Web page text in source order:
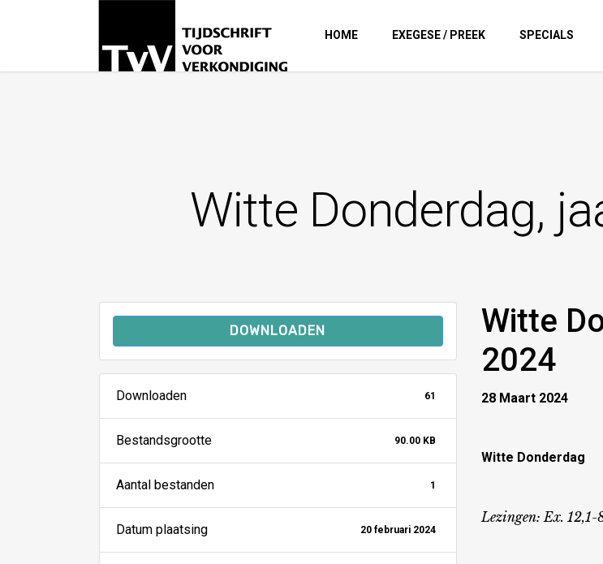
HOME EXEGESE / PREEK SPECIALS
Witte Donderdag,
DOWNLOADEN
Downloaden 61
Bestandsgrootte 90.00 KB
Aantal bestanden 1
Datum plaatsing 20 februari 2024
Witte
2024
28 Maart 2024
Witte Donderdag
Lezingen: Ex. 12,1-